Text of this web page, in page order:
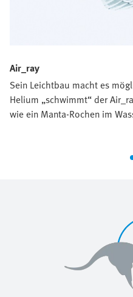
Air_ray
Sein Leichtbau macht es
Helium „schwimmt“ der
wie ein Manta-Rochen im